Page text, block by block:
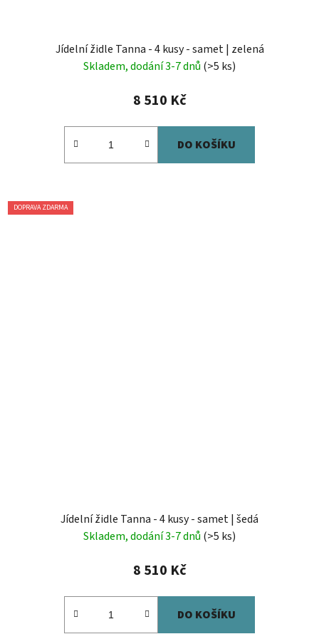
Jídelní židle Tanna - 4 kusy - samet | zelená
Skladem, dodání 3-7 dnů (>5 ks)
8 510 Kč
DO KOŠÍKU
DOPRAVA ZDARMA
Jídelní židle Tanna - 4 kusy - samet | šedá
Skladem, dodání 3-7 dnů (>5 ks)
8 510 Kč
DO KOŠÍKU